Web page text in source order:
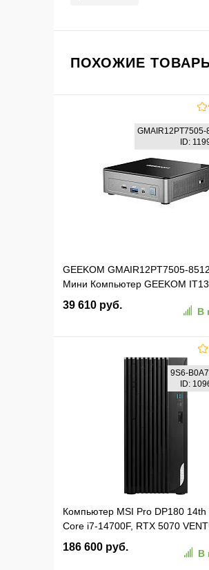
ПОХОЖИЕ
GMAIR12PT7505-
ID:
GEEKOM GMAIR12PT7505-
Мини Компьютер GEEKOM IT13,
GMIT13I913900HK-161-EU, Intel
13900HK 16GB+1TB, WIN11 Pro
39 610 руб.
В
В корзину
К
9S6-
ID:
Компьютер MSI Pro DP180 14th
Core i7-14700F, RTX 5070
2X,12G, 16Gb(16*1) DDR5, 1TB
WiFi+BT, Wired
186 600 руб.
В